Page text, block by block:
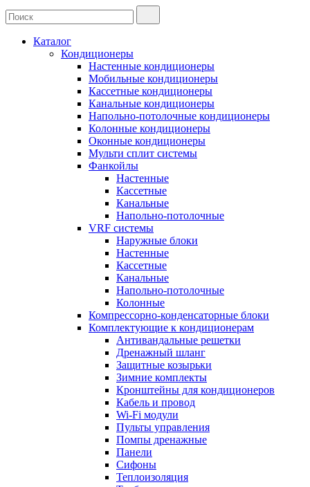
Каталог
Кондиционеры
Настенные кондиционеры
Мобильные кондиционеры
Кассетные кондиционеры
Канальные кондиционеры
Напольно-потолочные кондиционеры
Колонные кондиционеры
Оконные кондиционеры
Мульти сплит системы
Фанкойлы
Настенные
Кассетные
Канальные
Напольно-потолочные
VRF системы
Наружные блоки
Настенные
Кассетные
Канальные
Напольно-потолочные
Колонные
Компрессорно-конденсаторные блоки
Комплектующие к кондиционерам
Антивандальные решетки
Дренажный шланг
Защитные козырьки
Зимние комплекты
Кронштейны для кондиционеров
Кабель и провод
Wi-Fi модули
Пульты управления
Помпы дренажные
Панели
Сифоны
Теплоизоляция